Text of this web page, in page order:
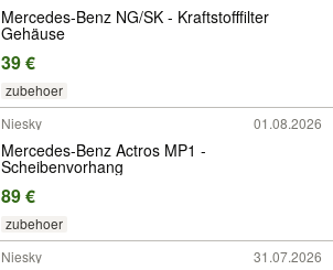
Mercedes-Benz NG/SK - Kraftstofffilter
Gehäuse
39 €
zubehoer
Niesky
01.08.2026
Mercedes-Benz Actros MP1 -
Scheibenvorhang
89 €
zubehoer
Niesky
31.07.2026